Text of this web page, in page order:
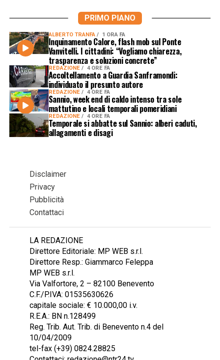
PRIMO PIANO
ALBERTO TRANFA 1 ORA FA
Inquinamento Calore, flash mob sul Ponte
Vanvitelli. I cittadini: “Vogliamo chiarezza,
trasparenza e soluzioni concrete”
REDAZIONE 4 ORE FA
Accoltellamento a Guardia Sanframondi:
individuato il presunto autore
REDAZIONE 4 ORE FA
Sannio, week end di caldo intenso tra sole
mattutino e locali temporali pomeridiani
REDAZIONE 4 ORE FA
Temporale si abbatte sul Sannio: alberi caduti,
allagamenti e disagi
Disclaimer
Privacy
Pubblicità
Contattaci
LA REDAZIONE
Direttore Editoriale: MP WEB s.r.l.
Direttore Resp.: Giammarco Feleppa
MP WEB s.r.l.
Via Valfortore, 2 – 82100 Benevento
C.F./P.IVA: 01535630626
capitale sociale: € 10.000,00 i.v.
R.E.A.: BN n.128499
Reg. Trib. Aut. Trib. di Benevento n.4 del
10/04/2009
tel-fax (+39) 0824.28825